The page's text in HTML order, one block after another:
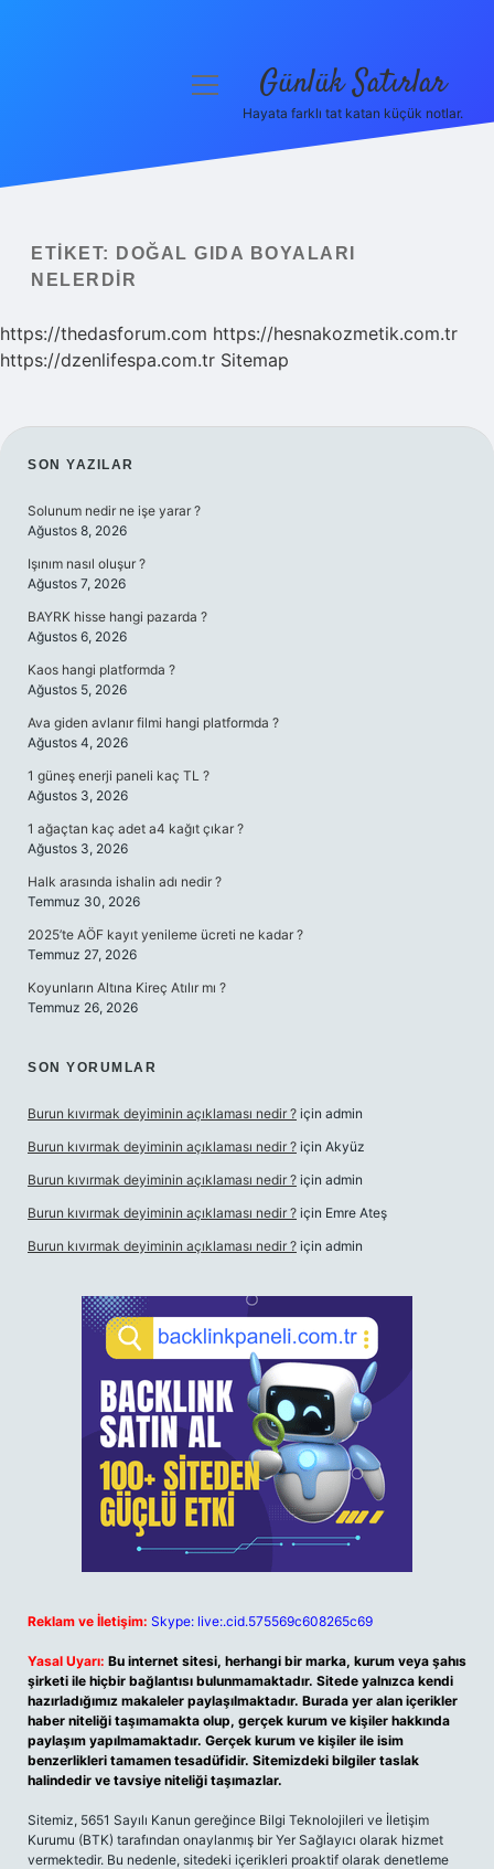
Yasal Uyarı
menüyü Günlük Satırlar
Hayata farklı tat katan küçük notlar.
ETIKET:
DOĞAL GIDA BOYALARI
NELERDIR
https://thedasforum.com https://hesnakozmetik.com.tr
https://dzenlifespa.com.tr Sitemap
SIDEBAR
SON YAZILAR
Solunum nedir ne işe yarar ?
Ağustos 8, 2026
Işınım nasıl oluşur ?
Ağustos 7, 2026
BAYRK hisse hangi pazarda ?
Ağustos 6, 2026
Kaos hangi platformda ?
Ağustos 5, 2026
Ava giden avlanır filmi hangi platformda ?
Ağustos 4, 2026
1 güneş enerji paneli kaç TL ?
Ağustos 3, 2026
1 ağaçtan kaç adet a4 kağıt çıkar ?
Ağustos 3, 2026
Halk arasında ishalin adı nedir ?
Temmuz 30, 2026
2025’te AÖF kayıt yenileme ücreti ne kadar ?
Temmuz 27, 2026
Koyunların Altına Kireç Atılır mı ?
Temmuz 26, 2026
SON YORUMLAR
Burun kıvırmak deyiminin açıklaması nedir ? için admin
Burun kıvırmak deyiminin açıklaması nedir ? için Akyüz
Burun kıvırmak deyiminin açıklaması nedir ? için admin
Burun kıvırmak deyiminin açıklaması nedir ? için Emre Ateş
Burun kıvırmak deyiminin açıklaması nedir ? için admin
Reklam ve İletişim: Skype: live:.cid.575569c608265c69
Yasal Uyarı: Bu internet sitesi, herhangi bir marka, kurum veya şahıs
şirketi ile hiçbir bağlantısı bulunmamaktadır. Sitede yalnızca kendi
hazırladığımız makaleler paylaşılmaktadır. Burada yer alan içerikler
haber niteliği taşımamakta olup, gerçek kurum ve kişiler hakkında
paylaşım yapılmamaktadır. Gerçek kurum ve kişiler ile isim
benzerlikleri tamamen tesadüfidir. Sitemizdeki bilgiler taslak
halindedir ve tavsiye niteliği taşımazlar.
Sitemiz, 5651 Sayılı Kanun gereğince Bilgi Teknolojileri ve İletişim
Kurumu (BTK) tarafından onaylanmış bir Yer Sağlayıcı olarak hizmet
vermektedir. Bu nedenle, sitedeki içerikleri proaktif olarak denetleme